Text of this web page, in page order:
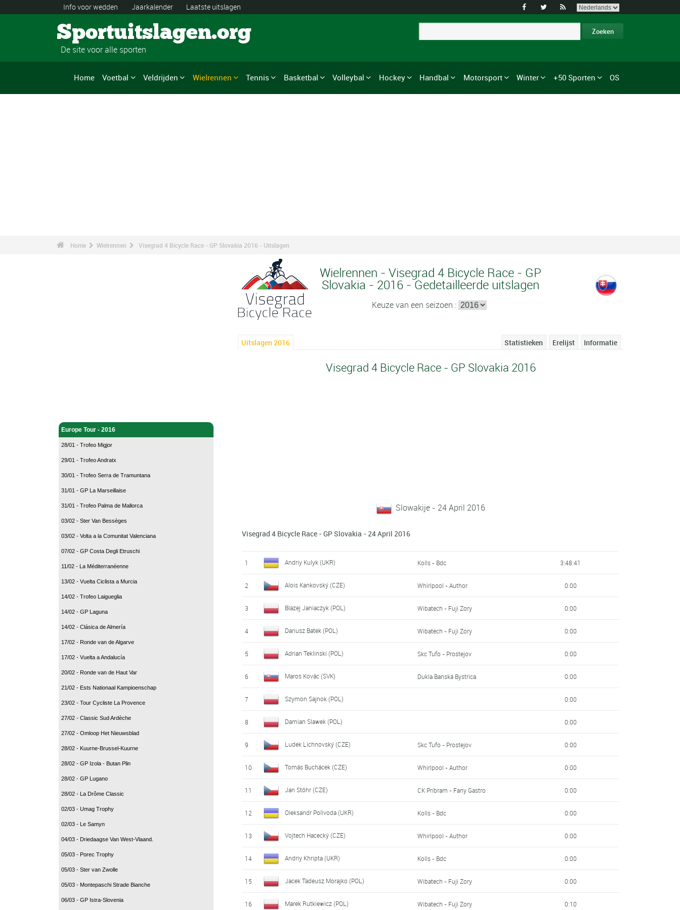
Info voor wedden Jaarkalender Laatste uitslagen   
Sportuitslagen.org
De site voor alle sporten
Home Voetbal Veldrijden Wielrennen Tennis Basketbal Volleybal Hockey Handbal Motorsport Winter +50 Sporten OS
Home Wielrennen Visegrad 4 Bicycle Race - GP Slovakia 2016 - Uitslagen
Europe Tour - 2016
28/01 - Trofeo Migjor
29/01 - Trofeo Andratx
30/01 - Trofeo Serra de Tramuntana
31/01 - GP La Marseillaise
31/01 - Trofeo Palma de Mallorca
03/02 - Ster Van Bessèges
03/02 - Volta a la Comunitat Valenciana
07/02 - GP Costa Degli Etruschi
11/02 - La Méditerranéenne
13/02 - Vuelta Ciclista a Murcia
14/02 - Trofeo Laigueglia
14/02 - GP Laguna
14/02 - Clásica de Almería
17/02 - Ronde van de Algarve
17/02 - Vuelta a Andalucía
20/02 - Ronde van de Haut Var
21/02 - Ests Nationaal Kampioenschap
23/02 - Tour Cycliste La Provence
27/02 - Classic Sud Ardèche
27/02 - Omloop Het Nieuwsblad
28/02 - Kuurne-Brussel-Kuurne
28/02 - GP Izola - Butan Plin
28/02 - GP Lugano
28/02 - La Drôme Classic
02/03 - Umag Trophy
02/03 - Le Samyn
04/03 - Driedaagse Van West-Vlaand.
05/03 - Porec Trophy
05/03 - Ster van Zwolle
05/03 - Montepaschi Strade Bianche
06/03 - GP Istra-Slovenia
Wielrennen - Visegrad 4 Bicycle Race - GP
Slovakia - 2016 - Gedetailleerde uitslagen
Keuze van een seizoen :
Uitslagen 2016 Informatie
Erelijst
Statistieken
Visegrad 4 Bicycle Race - GP Slovakia 2016
Slowakije - 24 April 2016
Visegrad 4 Bicycle Race - GP Slovakia - 24 April 2016
1 Andriy Kulyk (UKR) Kolls - Bdc 3:48:41
2 Alois Kankovský (CZE) Whirlpool - Author 0:00
3 Blazej Janiaczyk (POL) Wibatech - Fuji Zory 0:00
4 Dariusz Batek (POL) Wibatech - Fuji Zory 0:00
5 Adrian Teklinski (POL) Skc Tufo - Prostejov 0:00
6 Maros Kovác (SVK) Dukla Banská Bystrica 0:00
7 Szymon Sajnok (POL) 0:00
8 Damian Slawek (POL) 0:00
9 Ludek Lichnovský (CZE) Skc Tufo - Prostejov 0:00
10 Tomás Buchácek (CZE) Whirlpool - Author 0:00
11 Jan Stöhr (CZE) CK Pribram - Fany Gastro 0:00
12 Oleksandr Polivoda (UKR) Kolls - Bdc 0:00
13 Vojtech Hacecký (CZE) Whirlpool - Author 0:00
14 Andriy Khripta (UKR) Kolls - Bdc 0:00
15 Jacek Tadeusz Morajko (POL) Wibatech - Fuji Zory 0:00
16 Marek Rutkiewicz (POL) Wibatech - Fuji Zory 0:10